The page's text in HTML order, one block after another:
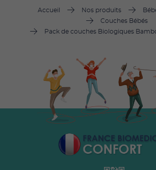
Accueil Nos produits
Couches Bébés
Pack de couches Biologiques